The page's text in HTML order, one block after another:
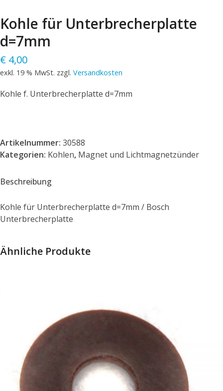
Kohle für Unterbrecherplatte
d=7mm
€ 4,00
exkl. 19 % MwSt. zzgl. Versandkosten
Kohle f. Unterbrecherplatte d=7mm
Artikelnummer: 30588
Kategorien: Kohlen, Magnet und Lichtmagnetzünder
Beschreibung
Kohle für Unterbrecherplatte d=7mm / Bosch
Unterbrecherplatte
Ähnliche Produkte